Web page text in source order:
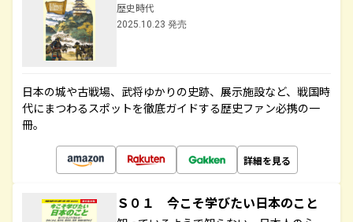
歴史時代
2025.10.23 発売
日本の城や古戦場、武将ゆかりの史跡、展示施設など、戦国時
代にまつわるスポットを徹底ガイドする歴史ファン必携の一
冊。
詳細を見る
Ｓ０１ 今こそ学びたい日本のこと